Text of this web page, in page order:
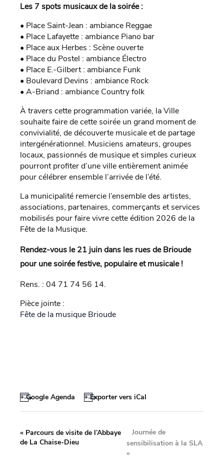
Les 7 spots musicaux de la soirée :
• Place Saint-Jean : ambiance Reggae
• Place Lafayette : ambiance Piano bar
• Place aux Herbes : Scène ouverte
• Place du Postel : ambiance Électro
• Place E.-Gilbert : ambiance Funk
• Boulevard Devins : ambiance Rock
• A-Briand : ambiance Country folk
À travers cette programmation variée, la Ville
souhaite faire de cette soirée un grand moment de
convivialité, de découverte musicale et de partage
intergénérationnel. Musiciens amateurs, groupes
locaux, passionnés de musique et simples curieux
pourront profiter d’une ville entièrement animée
pour célébrer ensemble l’arrivée de l’été.
La municipalité remercie l’ensemble des artistes,
associations, partenaires, commerçants et services
mobilisés pour faire vivre cette édition 2026 de la
Fête de la Musique.
Rendez-vous le 21 juin dans les rues de Brioude
pour une soirée festive, populaire et musicale !
Rens. : 04 71 74 56 14.
Pièce jointe :
Fête de la musique Brioude
+ Google Agenda + Exporter vers iCal
« Parcours de visite de l’Abbaye
de La Chaise-Dieu
Journée de
sensibilisation à la SLA
»